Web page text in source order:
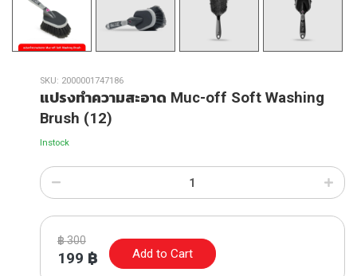
SKU: 2000001747186
แปรงทำความสะอาด Muc-off Soft Washing
Brush (12)
Instock
฿300
199 ฿ Add to Cart